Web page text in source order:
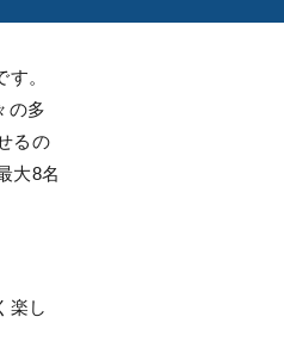
。
の多
るの
大8名
楽し